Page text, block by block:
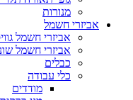
מנורות
אביזרי חשמל
אביזרי חשמל גוויס – Gewiss
אביזרי חשמל שונים
כבלים
כלי עבודה
מודדים